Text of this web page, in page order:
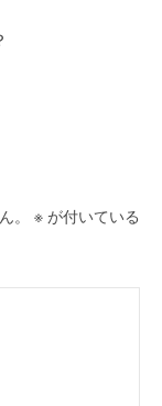
。 ※ が付いている